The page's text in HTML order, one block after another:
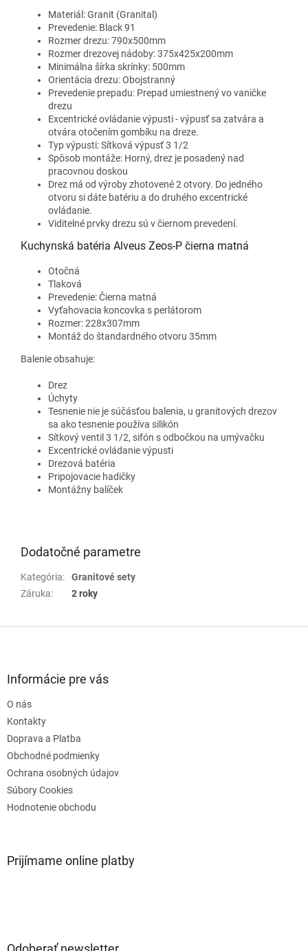
Materiál: Granit (Granital)
Prevedenie: Black 91
Rozmer drezu: 790x500mm
Rozmer drezovej nádoby: 375x425x200mm
Minimálna šírka skrínky: 500mm
Orientácia drezu: Obojstranný
Prevedenie prepadu: Prepad umiestnený vo vaničke
drezu
Excentrické ovládanie výpusti - výpusť sa zatvára a
otvára otočením gombíku na dreze.
Typ výpusti: Sítková výpusť 3 1/2
Spôsob montáže: Horný, drez je posadený nad
pracovnou doskou
Drez má od výroby zhotovené 2 otvory. Do jedného
otvoru si dáte batériu a do druhého excentrické
ovládanie.
Viditelné prvky drezu sú v čiernom prevedení.
Kuchynská batéria Alveus Zeos-P čierna matná
Otočná
Tlaková
Prevedenie: Čierna matná
Vyťahovacia koncovka s perlátorom
Rozmer: 228x307mm
Montáž do štandardného otvoru 35mm
Balenie obsahuje:
Drez
Úchyty
Tesnenie nie je súčásťou balenia, u granitových drezov
sa ako tesnenie používa silikón
Sítkový ventil 3 1/2, sifón s odbočkou na umývačku
Excentrické ovládanie výpusti
Drezová batéria
Pripojovacie hadičky
Montážny balíček
Dodatočné parametre
Kategória:
Granitové sety
Záruka: 2 roky
Informácie pre vás
O nás
Kontakty
Doprava a Platba
Obchodné podmienky
Ochrana osobných údajov
Súbory Cookies
Hodnotenie obchodu
Prijímame online platby